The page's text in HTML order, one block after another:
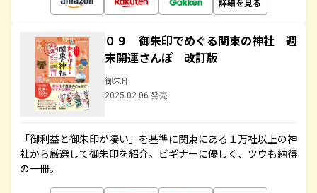
０９ 御朱印でめぐる関東の神社 週
末開運さんぽ 改訂版
御朱印
2025.02.06 発売
「御利益と御朱印が凄い」を基準に関東にある１万社以上の神
社から厳選して御朱印を紹介。ビギナーに優しく、ツウも納得
の一冊。